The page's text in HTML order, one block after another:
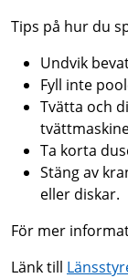
Tips på hur du
Undvik
Fyll inte
Tvätta och
Ta korta
Stäng av
eller diskar.
För mer
Länk till